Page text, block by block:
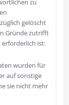
zu
gelöscht
Gründe zutrifft
ist:
wurden für
auf sonstige
sie nicht mehr